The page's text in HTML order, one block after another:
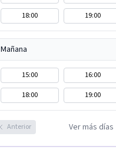
18:00
19:00
Mañana
15:00 16:00
18:00
19:00
Anterior Ver más días